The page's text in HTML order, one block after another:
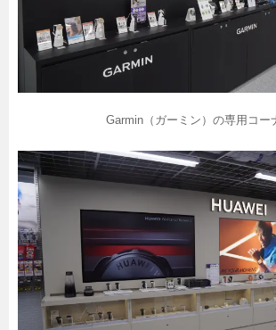
Garmin（ガーミン）の専用コー